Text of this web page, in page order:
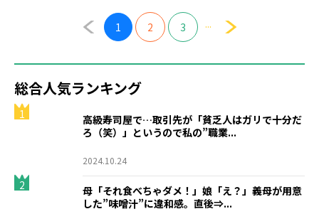
1 2 3 ...
総合人気ランキング
1
高級寿司屋で…取引先が「貧乏人はガリで十分だ
ろ（笑）」というので私の”職業...
2024.10.24
2
母「それ食べちゃダメ！」娘「え？」義母が用意
した”味噌汁”に違和感。直後⇒...